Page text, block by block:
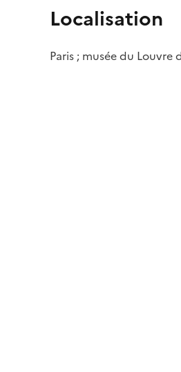
Localisation
Paris ; musée du